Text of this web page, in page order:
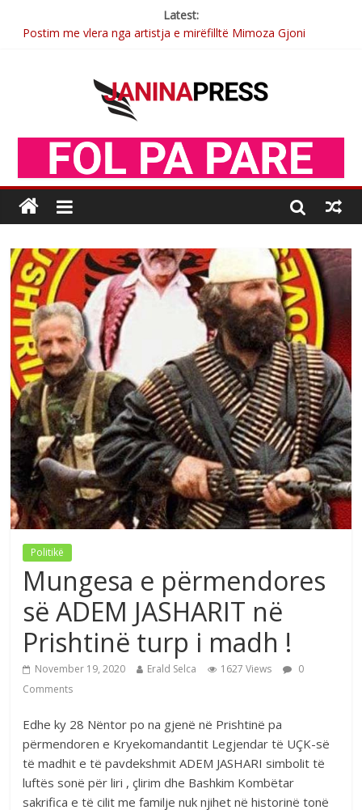
Latest:
Postim me vlera nga artistja e mirëfilltë Mimoza Gjoni
Brahim Çekaj njē veprimtar i respektuar i çeshtjës kombëtare
Sulm , pse të dua ty
Politikë
Mungesa e përmendores
së ADEM JASHARIT në
Prishtinë turp i madh !
November 19, 2020 Erald Selca 1627 Views
0
Comments
Edhe ky 28 Nëntor po na gjenë në Prishtinë pa
përmendoren e Kryekomandantit Legjendar të UÇK-së
të madhit e të pavdekshmit ADEM JASHARI simbolit të
luftës sonë për liri , çlirim dhe Bashkim Kombëtar
sakrifica e të cilit me familje nuk njihet në historinë tonë